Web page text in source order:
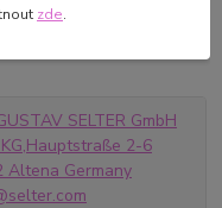
SELTER GmbH
2-6
Altena Germany
zde.